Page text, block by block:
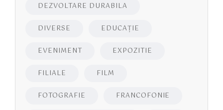
DEZVOLTARE DURABILA
DIVERSE EDUCAŢIE
EVENIMENT EXPOZITIE
FILIALE FILM
FOTOGRAFIE FRANCOFONIE